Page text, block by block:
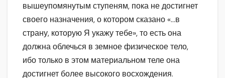
вышеупомянутым ступеням, пока не достигнет
своего назначения, о котором сказано «…в
страну, которую Я укажу тебе», то есть она
должна облечься в земное физическое тело,
ибо только в этом материальном теле она
достигнет более высокого восхождения.